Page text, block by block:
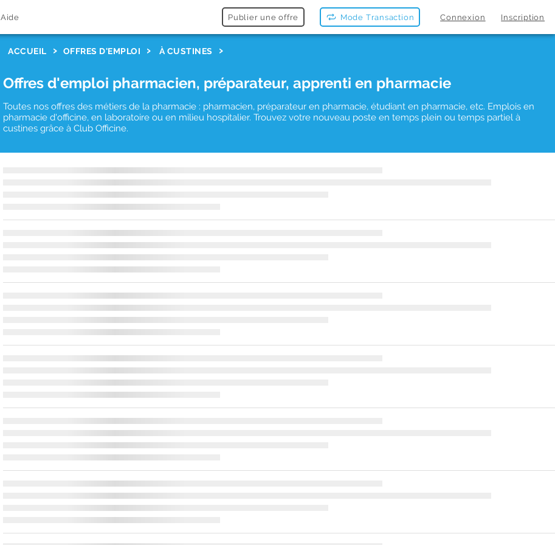
Aide Publier une offre Mode Transaction Connexion Inscription
ACCUEIL OFFRES D'EMPLOI À CUSTINES
Offres d'emploi pharmacien, préparateur, apprenti en pharmacie
Toutes nos offres des métiers de la pharmacie : pharmacien, préparateur en pharmacie, étudiant en pharmacie, etc. Emplois en
pharmacie d'officine, en laboratoire ou en milieu hospitalier. Trouvez votre nouveau poste en temps plein ou temps partiel à
custines grâce à Club Officine.